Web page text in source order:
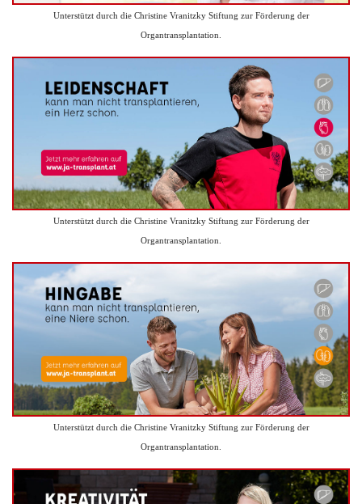
Unterstützt durch die Christine Vranitzky Stiftung zur Förderung der
Organtransplantation.
Unterstützt durch die Christine Vranitzky Stiftung zur Förderung der
Organtransplantation.
Unterstützt durch die Christine Vranitzky Stiftung zur Förderung der
Organtransplantation.